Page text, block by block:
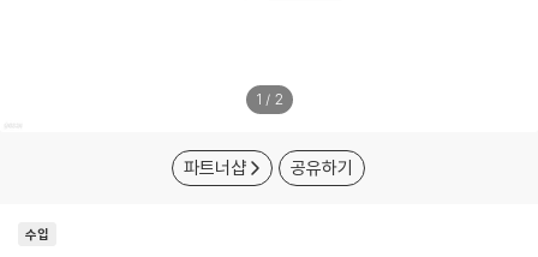
1 / 2
파트너샵 공유하기
수입